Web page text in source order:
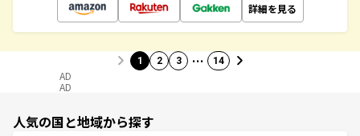
詳細を見る
1 2 3 … 14
AD
AD
人気の国と地域から探す